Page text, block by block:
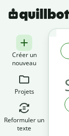
Créer un
nouveau
Projets
Reformuler un
texte